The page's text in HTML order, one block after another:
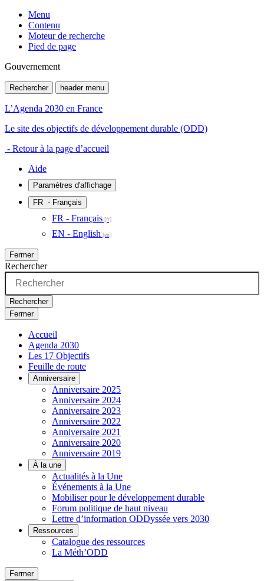
Menu
Contenu
Moteur de recherche
Pied de page
Gouvernement
Rechercher header menu
L’Agenda 2030 en France
Le site des objectifs de développement durable (ODD)
- Retour à la page d’accueil
Aide
Paramètres d'affichage
FR - Français
FR - Français
EN - English
Fermer
Rechercher
Rechercher
Fermer
Accueil
Agenda 2030
Les 17 Objectifs
Feuille de route
Anniversaire
Anniversaire 2025
Anniversaire 2024
Anniversaire 2023
Anniversaire 2022
Anniversaire 2021
Anniversaire 2020
Anniversaire 2019
À la une
Actualités à la Une
Événements à la Une
Mobiliser pour le développement durable
Forum politique de haut niveau
Lettre d’information ODDyssée vers 2030
Ressources
Catalogue des ressources
La Méth’ODD
Fermer